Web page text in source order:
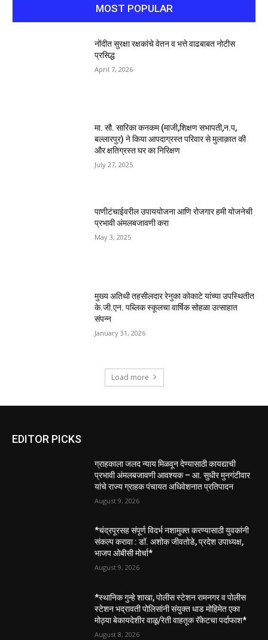
MOST POPULAR
नोंदीत सुरक्षा रक्षकांचे वेतन व भत्ते वाढबाबत नोटीस
प्रसिद्ध
April 7, 2026
मा. सौ. सारिका कनकम (माजी,शिक्षण सभापती,न.प,
बल्लारपुर) ने किया आपदाग्रस्त परिवार से मुलाक़ात की
और क्षतिग्रस्त घर का निरिक्षण
July 27, 2025
पाणीटंचाईवरील उपाययोजना आणि रोजगार हमी योजनेची
प्रभावी अंमलबजावणी करा
May 3, 2025
मुख्य अतिथी तहसीलदार रेनुका कोकाटे यांच्या उपस्थितीत
के.जी.एन. पब्लिक स्कूलचा वार्षिक सोहळा उत्साहात
संपन्न
January 31, 2026
Load more
EDITOR PICKS
ग्राहकाला जलद न्याय मिळवून देण्यासाठी कायद्याची
प्रभावी अंमलबजावणी आवश्यक – आ. सुधीर मुनगंटीवार
यांचे राज्य ग्राहक पंचायत अधिवेशनात प्रतिपादन
August 9, 2026
*चंद्रपूरसह संपूर्ण विदर्भ नशामुक्त करण्यासाठी युवकांनी
संकल्प करावा : डॉ. अशोक जीवतोडे, प्रदेश उपाध्यक्ष,
भाजप ओबीसी मोर्चा*
August 9, 2026
*स्थानिक गुन्हे शाखा, पोलीस स्टेशन रामनगर व पोलीस
स्टेशन भद्रावती पोलिसांनी संयुक्त धाड मोहिमेत एका
मोठ्या बेकायदेशीर वाळू/रेती वाहतूक रॅकेटचा पर्दाफाश*
August 8, 2026